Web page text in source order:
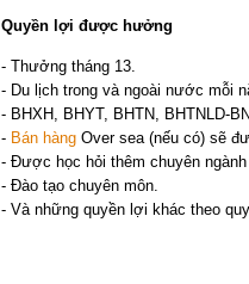
Quyền lợi được hưởng
- Thưởng tháng 13.
- Du lịch trong và ngoài nước mỗi
- BHXH, BHYT, BHTN, BHTNLD-
- Bán hàng Over sea (nếu có) sẽ
- Được học hỏi thêm chuyên
- Đào tạo chuyên môn.
- Và những quyền lợi khác theo